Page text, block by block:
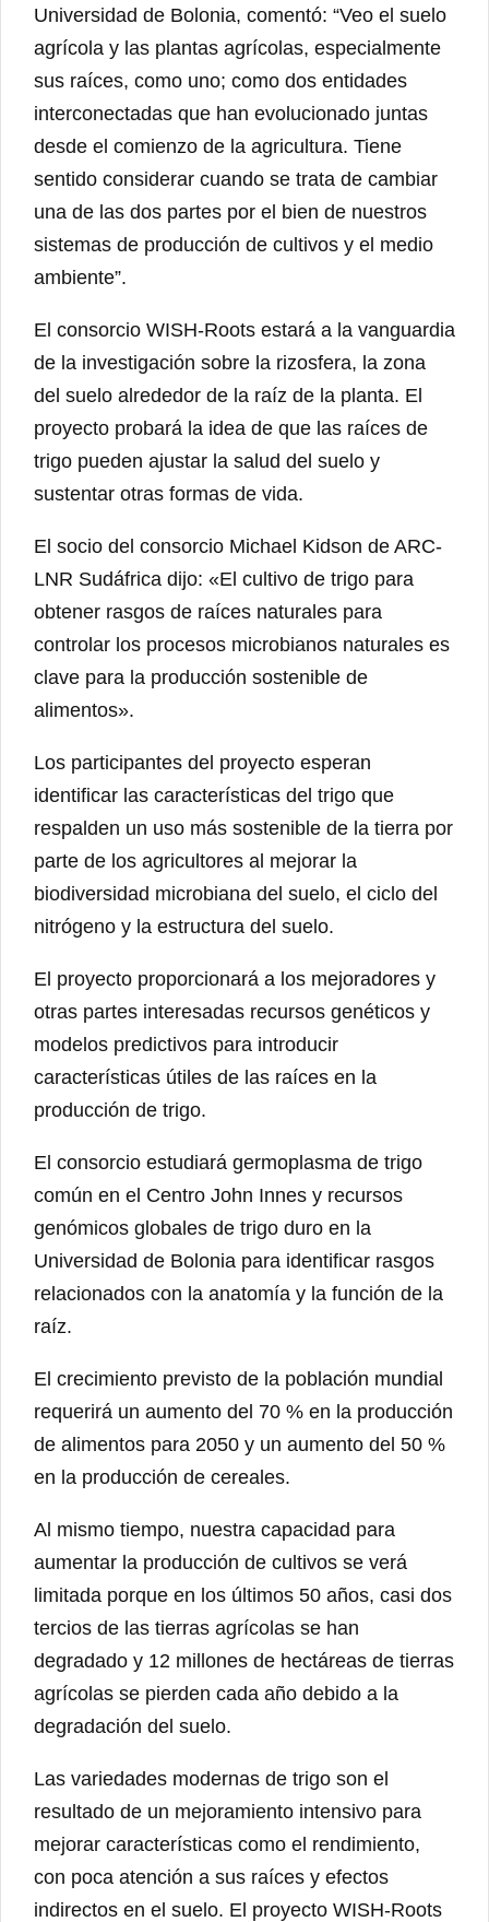
Universidad de Bolonia, comentó: “Veo el suelo
agrícola y las plantas agrícolas, especialmente
sus raíces, como uno; como dos entidades
interconectadas que han evolucionado juntas
desde el comienzo de la agricultura. Tiene
sentido considerar cuando se trata de cambiar
una de las dos partes por el bien de nuestros
sistemas de producción de cultivos y el medio
ambiente”.
El consorcio WISH-Roots estará a la vanguardia
de la investigación sobre la rizosfera, la zona
del suelo alrededor de la raíz de la planta. El
proyecto probará la idea de que las raíces de
trigo pueden ajustar la salud del suelo y
sustentar otras formas de vida.
El socio del consorcio Michael Kidson de ARC-
LNR Sudáfrica dijo: «El cultivo de trigo para
obtener rasgos de raíces naturales para
controlar los procesos microbianos naturales es
clave para la producción sostenible de
alimentos».
Los participantes del proyecto esperan
identificar las características del trigo que
respalden un uso más sostenible de la tierra por
parte de los agricultores al mejorar la
biodiversidad microbiana del suelo, el ciclo del
nitrógeno y la estructura del suelo.
El proyecto proporcionará a los mejoradores y
otras partes interesadas recursos genéticos y
modelos predictivos para introducir
características útiles de las raíces en la
producción de trigo.
El consorcio estudiará germoplasma de trigo
común en el Centro John Innes y recursos
genómicos globales de trigo duro en la
Universidad de Bolonia para identificar rasgos
relacionados con la anatomía y la función de la
raíz.
El crecimiento previsto de la población mundial
requerirá un aumento del 70 % en la producción
de alimentos para 2050 y un aumento del 50 %
en la producción de cereales.
Al mismo tiempo, nuestra capacidad para
aumentar la producción de cultivos se verá
limitada porque en los últimos 50 años, casi dos
tercios de las tierras agrícolas se han
degradado y 12 millones de hectáreas de tierras
agrícolas se pierden cada año debido a la
degradación del suelo.
Las variedades modernas de trigo son el
resultado de un mejoramiento intensivo para
mejorar características como el rendimiento,
con poca atención a sus raíces y efectos
indirectos en el suelo. El proyecto WISH-Roots